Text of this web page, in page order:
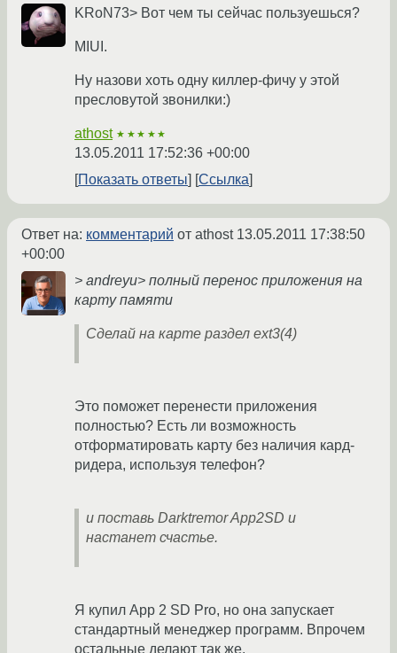
KRoN73> Вот чем ты сейчас пользуешься?
MIUI.
Ну назови хоть одну киллер-фичу у этой
пресловутой звонилки:)
athost ★★★★★
13.05.2011 17:52:36 +00:00
Показать ответы
Ссылка
Ответ на: комментарий от athost 13.05.2011 17:38:50
+00:00
> andreyu> полный перенос приложения на
карту памяти
Сделай на карте раздел ext3(4)
Это поможет перенести приложения
полностью? Есть ли возможность
отформатировать карту без наличия кард-
ридера, используя телефон?
и поставь Darktremor App2SD и
настанет счастье.
Я купил App 2 SD Pro, но она запускает
стандартный менеджер программ. Впрочем
остальные делают так же.